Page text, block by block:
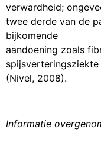
verwardheid;
twee derde van de
bijkomende
aandoening zoals
spijsverteringsziekte
(Nivel, 2008).
Informatie